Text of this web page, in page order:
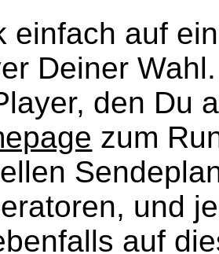
einfach auf
Deiner
den Du
zum
und
auf